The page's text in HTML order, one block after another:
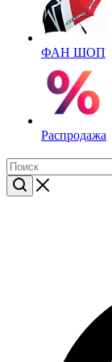
ФАН ШОП
Распродажа